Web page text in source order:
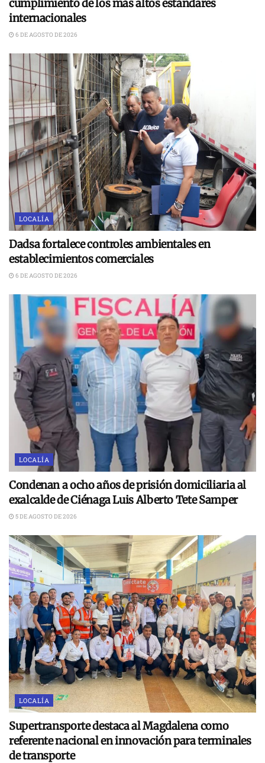
cumplimiento de los más altos estándares
internacionales
6 DE AGOSTO DE 2026
LOCALÍA
Dadsa fortalece controles ambientales en
establecimientos comerciales
6 DE AGOSTO DE 2026
LOCALÍA
Condenan a ocho años de prisión domiciliaria al
exalcalde de Ciénaga Luis Alberto Tete Samper
5 DE AGOSTO DE 2026
LOCALÍA
Supertransporte destaca al Magdalena como
referente nacional en innovación para terminales
de transporte